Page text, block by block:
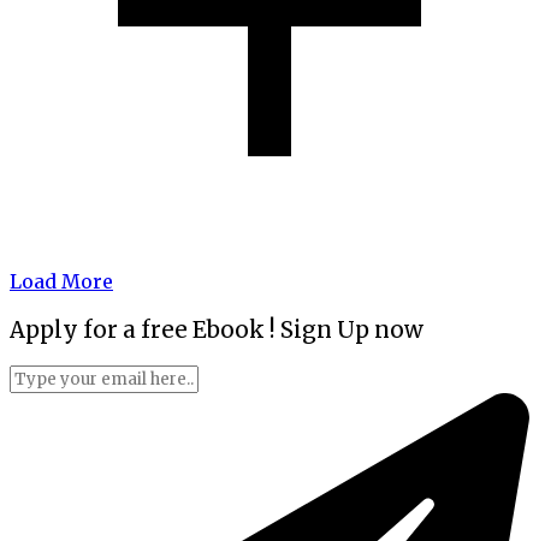
Load More
Apply for a free Ebook ! Sign Up now